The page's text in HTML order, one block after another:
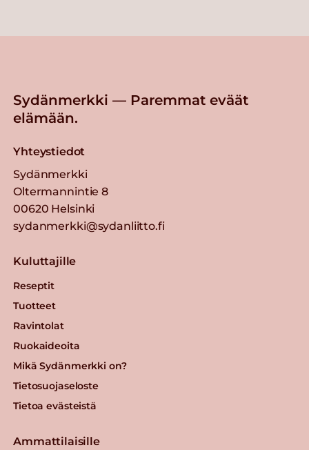
Sydänmerkki — Paremmat eväät
elämään.
Yhteystiedot
Sydänmerkki
Oltermannintie 8
00620 Helsinki
sydanmerkki@sydanliitto.fi
Kuluttajille
Reseptit
Tuotteet
Ravintolat
Ruokaideoita
Mikä Sydänmerkki on?
Tietosuojaseloste
Tietoa evästeistä
Ammattilaisille